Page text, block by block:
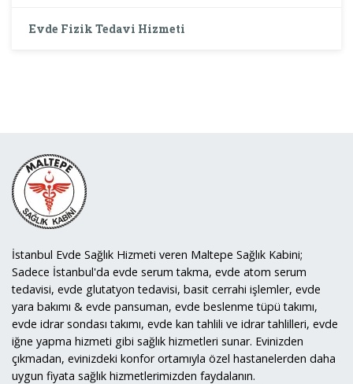
Evde Fizik Tedavi Hizmeti
İstanbul Evde Sağlık Hizmeti veren Maltepe Sağlık Kabini;
Sadece İstanbul'da evde serum takma, evde atom serum
tedavisi, evde glutatyon tedavisi, basit cerrahi işlemler, evde
yara bakımı & evde pansuman, evde beslenme tüpü takımı,
evde idrar sondası takımı, evde kan tahlili ve idrar tahlilleri, evde
iğne yapma hizmeti gibi sağlık hizmetleri sunar. Evinizden
çıkmadan, evinizdeki konfor ortamıyla özel hastanelerden daha
uygun fiyata sağlık hizmetlerimizden faydalanın.